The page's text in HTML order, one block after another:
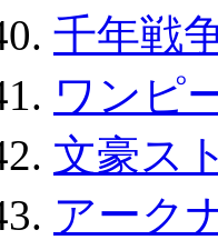
千年戦
ワンピ
文豪ス
アーク